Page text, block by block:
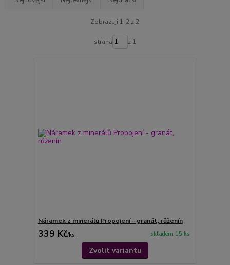
Zobrazuji 1-2 z 2
strana z 1
Náramek z minerálů Propojení - granát, růženín
339 Kč/ks skladem 15 ks
Zvolit variantu